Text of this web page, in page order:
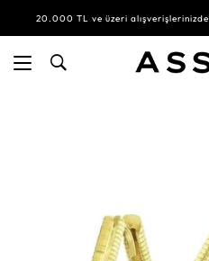
20.000 TL ve üzeri alışverişlerinizde